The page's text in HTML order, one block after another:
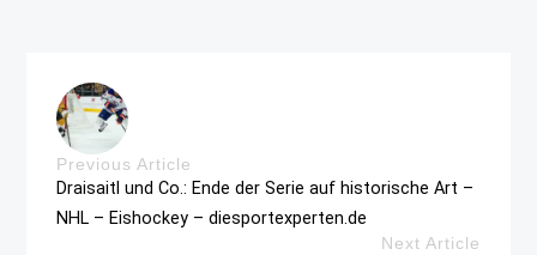
Previous Article
Draisaitl und Co.: Ende der Serie auf historische Art –
NHL – Eishockey – diesportexperten.de
Next Article